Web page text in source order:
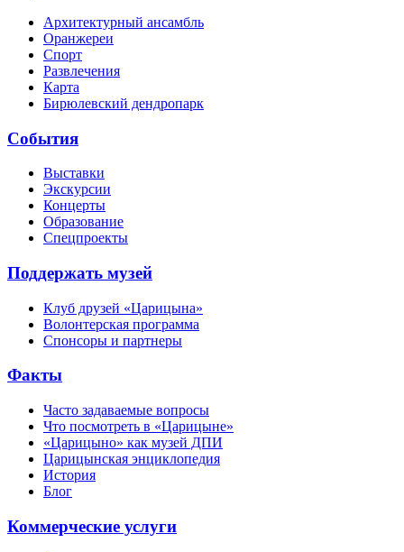
Архитектурный ансамбль
Оранжереи
Спорт
Развлечения
Карта
Бирюлевский дендропарк
События
Выставки
Экскурсии
Концерты
Образование
Спецпроекты
Поддержать музей
Клуб друзей «Царицына»
Волонтерская программа
Спонсоры и партнеры
Факты
Часто задаваемые вопросы
Что посмотреть в «Царицыне»
«Царицыно» как музей ДПИ
Царицынская энциклопедия
История
Блог
Коммерческие услуги